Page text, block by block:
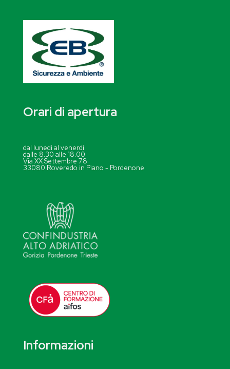
Orari di apertura
dal lunedì al venerdì
dalle 8.30 alle 18.00
Via XX Settembre 78
33080 Roveredo in Piano - Pordenone
Informazioni